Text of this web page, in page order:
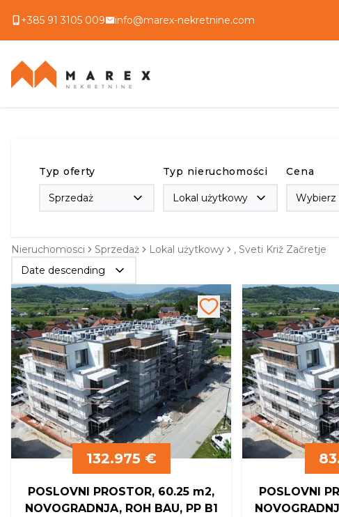
+385 91 3105 009 info@marex-nekretnine.com
Typ oferty
Sprzedaż
Typ nieruchomości
Lokal użytkowy
Cena
Wybierz
Nieruchomosci Sprzedaż Lokal użytkowy
, Sveti Križ Začretje
Date descending
132.975 €
POSLOVNI PROSTOR, 60.25 m2,
NOVOGRADNJA, ROH BAU, PP B1
POSLOVNI